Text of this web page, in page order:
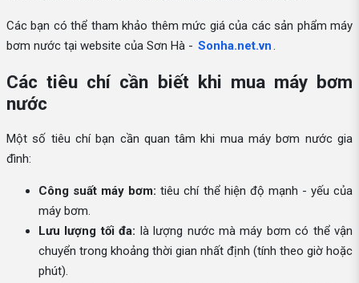
Các bạn có thể tham khảo thêm mức giá của các sản phẩm máy
bơm nước tại website của Sơn Hà - Sonha.net.vn.
Các tiêu chí cần biết khi mua máy bơm
nước
Một số tiêu chí bạn cần quan tâm khi mua máy bơm nước gia
đình:
Công suất máy bơm: tiêu chí thể hiện độ mạnh - yếu của
máy bơm.
Lưu lượng tối đa: là lượng nước mà máy bơm có thể vận
chuyển trong khoảng thời gian nhất định (tính theo giờ hoặc
phút).